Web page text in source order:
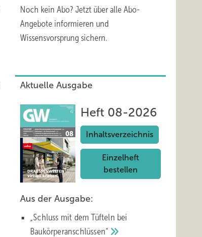
Noch kein Abo? Jetzt über alle Abo-
Angebote informieren und
Wissensvorsprung sichern.
Aktuelle Ausgabe
Heft 08-2026
Inhaltsverzeichnis
Einzelheft
bestellen
Aus der Ausgabe:
„Schluss mit d em Tüfteln bei
Baukörperanschlüssen“